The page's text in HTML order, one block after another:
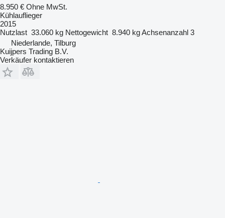
8.950 € Ohne MwSt.
Kühlauflieger
2015
Nutzlast 33.060 kg Nettogewicht 8.940 kgAchsenanzahl 3
Niederlande, Tilburg
Kuijpers Trading B.V.
Verkäufer kontaktieren